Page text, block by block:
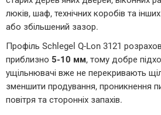
люків, шаф, технічних коробів та
або збільшений зазор.
Профіль Schlegel Q-Lon 3121
приблизно 5-10 мм, тому добре
ущільнювачі вже не перекривають
зменшити продування, проникнення
повітря та сторонніх запахів.